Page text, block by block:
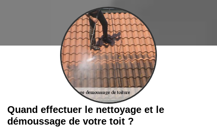
Quand effectuer le nettoyage et le
démoussage de votre toit ?